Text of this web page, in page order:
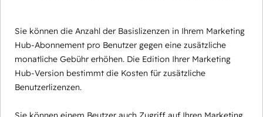
Sie können die Anzahl der Basislizenzen in Ihrem Marketing
Hub-Abonnement pro Benutzer gegen eine zusätzliche
monatliche Gebühr erhöhen. Die Edition Ihrer Marketing
Hub-Version bestimmt die Kosten für zusätzliche
Benutzerlizenzen.